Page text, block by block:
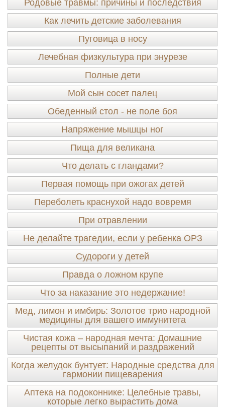
Родовые травмы: причины и последствия
Как лечить детские заболевания
Пуговица в носу
Лечебная физкультура при энурезе
Полные дети
Мой сын сосет палец
Обеденный стол - не поле боя
Напряжение мышцы ног
Пища для великана
Что делать с гландами?
Первая помощь при ожогах детей
Переболеть краснухой надо вовремя
При отравлении
Не делайте трагедии, если у ребенка ОРЗ
Судороги у детей
Правда о ложном крупе
Что за наказание это недержание!
Мед, лимон и имбирь: Золотое трио народной
медицины для вашего иммунитета
Чистая кожа – народная мечта: Домашние
рецепты от высыпаний и раздражений
Когда желудок бунтует: Народные средства для
гармонии пищеварения
Аптека на подоконнике: Целебные травы,
которые легко вырастить дома